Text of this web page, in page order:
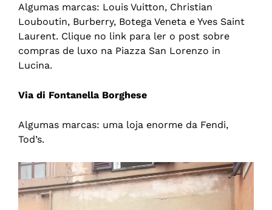
Algumas marcas: Louis Vuitton, Christian
Louboutin, Burberry, Botega Veneta e Yves Saint
Laurent. Clique no link para ler o post sobre
compras de luxo na Piazza San Lorenzo in
Lucina.
Via di Fontanella Borghese
Algumas marcas: uma loja enorme da Fendi,
Tod’s.